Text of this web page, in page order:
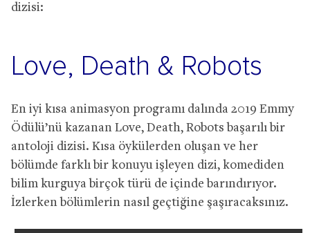
dizisi:
Love, Death & Robots
En iyi kısa animasyon programı dalında 2019 Emmy
Ödülü’nü kazanan Love, Death, Robots başarılı bir
antoloji dizisi. Kısa öykülerden oluşan ve her
bölümde farklı bir konuyu işleyen dizi, komediden
bilim kurguya birçok türü de içinde barındırıyor.
İzlerken bölümlerin nasıl geçtiğine şaşıracaksınız.